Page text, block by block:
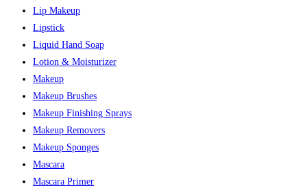
Lip Makeup
Lipstick
Liquid Hand Soap
Lotion & Moisturizer
Makeup
Makeup Brushes
Makeup Finishing Sprays
Makeup Removers
Makeup Sponges
Mascara
Mascara Primer